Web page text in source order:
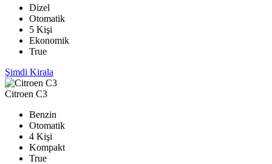
Dizel
Otomatik
5 Kişi
Ekonomik
True
Şimdi Kirala
Citroen C3
Benzin
Otomatik
4 Kişi
Kompakt
True